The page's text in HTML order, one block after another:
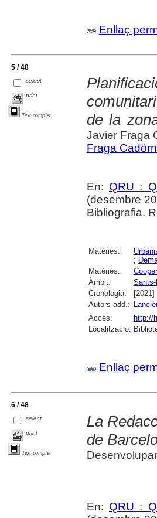
Enllaç
5 / 48
select
print
Text complet
de la
Javier Fraga
Fraga
En: QRU :
(desembre
Bibliografia.
Matèries:
;
Matèries:
Àmbit:
Cronologia:
[2021]
Autors add.:
Accés:
http://
Localització:
Enllaç
6 / 48
select
print
Text complet
La
de
En: QRU :